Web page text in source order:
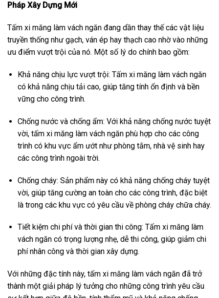
Pháp Xây Dựng Mới
Tấm xi măng làm vách ngăn đang dần thay thế các vật liệu
truyền thống như gạch, ván ép hay thạch cao nhờ vào những
ưu điểm vượt trội của nó. Một số lý do chính bao gồm:
Khả năng chịu lực vượt trội: Tấm xi măng làm vách ngăn
có khả năng chịu tải cao, giúp tăng tính ổn định và bền
vững cho công trình.
Chống nước và chống ẩm: Với khả năng chống nước tuyệt
vời, tấm xi măng làm vách ngăn phù hợp cho các công
trình có khu vực ẩm ướt như phòng tắm, nhà vệ sinh hay
các công trình ngoài trời.
Chống cháy: Sản phẩm này có khả năng chống cháy tuyệt
vời, giúp tăng cường an toàn cho các công trình, đặc biệt
là trong các khu vực có yêu cầu về phòng cháy chữa cháy.
Tiết kiệm chi phí và thời gian thi công: Tấm xi măng làm
vách ngăn có trọng lượng nhẹ, dễ thi công, giúp giảm chi
phí nhân công và thời gian xây dựng.
Với những đặc tính này, tấm xi măng làm vách ngăn đã trở
thành một giải pháp lý tưởng cho những công trình yêu cầu